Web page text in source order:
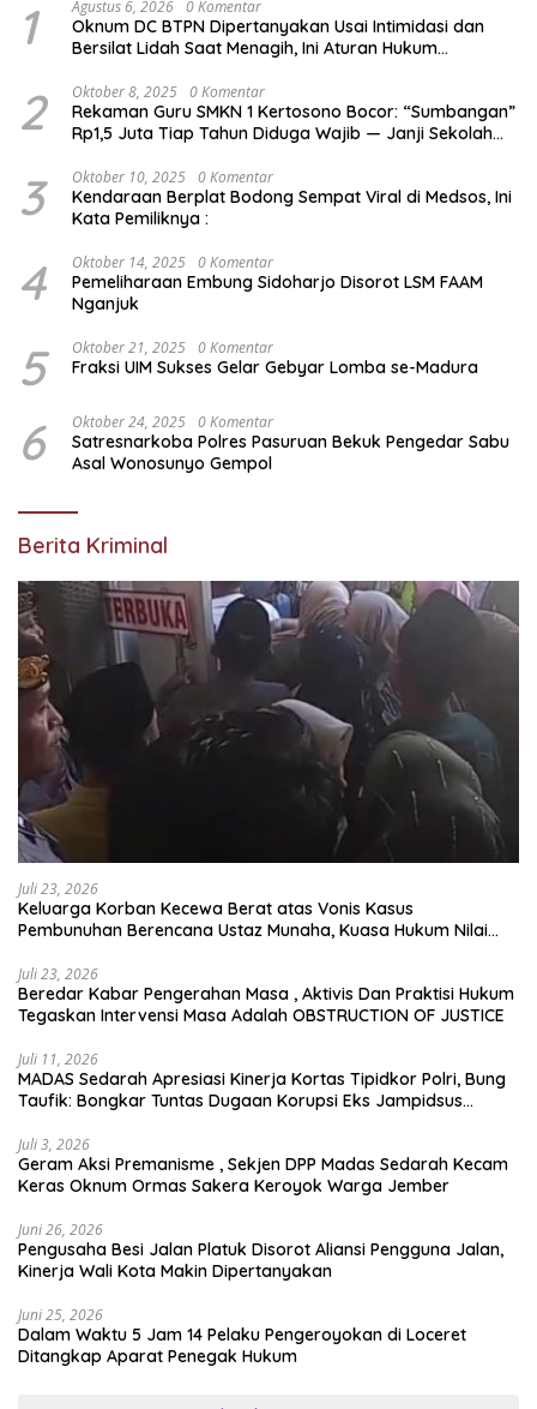
1 Agustus 6, 2026 0 Komentar
Oknum DC BTPN Dipertanyakan Usai Intimidasi dan
Bersilat Lidah Saat Menagih, Ini Aturan Hukum
2 Oktober 8, 2025 0 Komentar
Rekaman Guru SMKN 1 Kertosono Bocor: “Sumbangan”
Rp1,5 Juta Tiap Tahun Diduga Wajib — Janji Sekolah
3 Oktober 10, 2025 0 Komentar
Kendaraan Berplat Bodong Sempat Viral di Medsos, Ini
Kata Pemiliknya :
4 Oktober 14, 2025 0 Komentar
Pemeliharaan Embung Sidoharjo Disorot LSM FAAM
Nganjuk
5 Oktober 21, 2025 0 Komentar
Fraksi UIM Sukses Gelar Gebyar Lomba se-Madura
6 Oktober 24, 2025 0 Komentar
Satresnarkoba Polres Pasuruan Bekuk Pengedar Sabu
Asal Wonosunyo Gempol
Berita Kriminal
Juli 23, 2026
Keluarga Korban Kecewa Berat atas Vonis Kasus
Pembunuhan Berencana Ustaz Munaha, Kuasa Hukum Nilai
Juli 23, 2026
Beredar Kabar Pengerahan Masa , Aktivis Dan Praktisi Hukum
Tegaskan Intervensi Masa Adalah OBSTRUCTION OF JUSTICE
Juli 11, 2026
MADAS Sedarah Apresiasi Kinerja Kortas Tipidkor Polri, Bung
Taufik: Bongkar Tuntas Dugaan Korupsi Eks Jampidsus
Juli 3, 2026
Geram Aksi Premanisme , Sekjen DPP Madas Sedarah Kecam
Keras Oknum Ormas Sakera Keroyok Warga Jember
Juni 26, 2026
Pengusaha Besi Jalan Platuk Disorot Aliansi Pengguna Jalan,
Kinerja Wali Kota Makin Dipertanyakan
Juni 25, 2026
Dalam Waktu 5 Jam 14 Pelaku Pengeroyokan di Loceret
Ditangkap Aparat Penegak Hukum